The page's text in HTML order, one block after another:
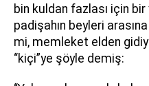
bin kuldan fazlası için
padişahın beyleri
mi, memleket elden
“kiçi”ye şöyle demiş: